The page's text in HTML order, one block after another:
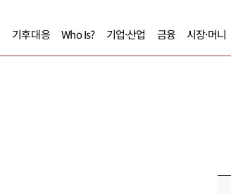
기후대응 Who Is? 기업·산업 금융 시장·머니